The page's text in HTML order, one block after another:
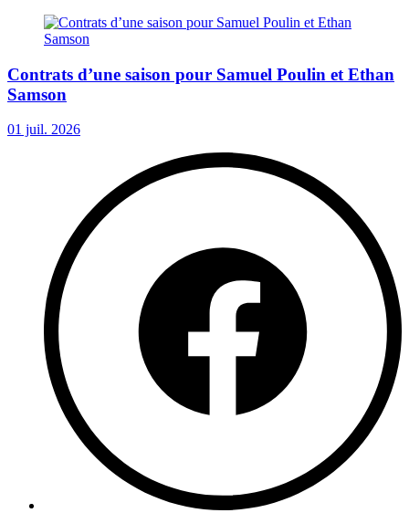
Contrats d’une saison pour Samuel Poulin et Ethan
Samson
01 juil. 2026